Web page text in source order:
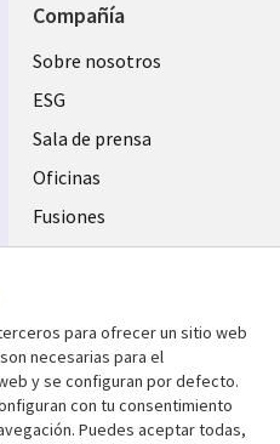
Compañía
Useful
links
SPAIN
Sobre nosotros
ESG
Sala de prensa
Oficinas
Fusiones
Inversores
Ayuda
Legal
Aviso Legal
para ofrecer un sitio web
necesarias para el
y se configuran por defecto.
con tu consentimiento
Puedes aceptar todas,